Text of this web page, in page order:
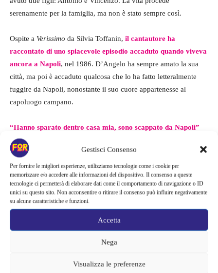
Gestisci Consenso
Per fornire le migliori esperienze, utilizziamo tecnologie come i cookie per
memorizzare e/o accedere alle informazioni del dispositivo. Il consenso a queste
tecnologie ci permetterà di elaborare dati come il comportamento di navigazione o ID
unici su questo sito. Non acconsentire o ritirare il consenso può influire negativamente
su alcune caratteristiche e funzioni.
Accetta
Nega
Visualizza le preferenze
serenamente per la famiglia, ma non è stato sempre così.
Ospite a Verissimo da Silvia Toffanin, il cantautore ha
raccontato di uno spiacevole episodio accaduto quando viveva
ancora a Napoli, nel 1986. D’Angelo ha sempre amato la sua
città, ma poi è accaduto qualcosa che lo ha fatto letteralmente
fuggire da Napoli, nonostante il suo cuore appartenesse al
capoluogo campano.
“Hanno sparato dentro casa mia, sono scappato da Napoli”
ha raccontato commosso, ricordando il momento in cui ha
dovuto lasciare la città tanto amata per colpa di alcuni criminali.
È stata una scelta sofferta ma necessaria per permettere alla
sua famiglia di vivere tranquilla.